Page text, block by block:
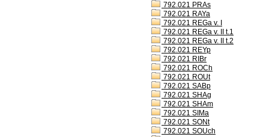
792.021 PRAs
792.021 RAYa
792.021 REGa v. I
792.021 REGa v. II t.1
792.021 REGa v. II t.2
792.021 REYp
792.021 RIBr
792.021 ROCh
792.021 ROUt
792.021 SABp
792.021 SHAg
792.021 SHAm
792.021 SIMa
792.021 SONt
792.021 SOUch